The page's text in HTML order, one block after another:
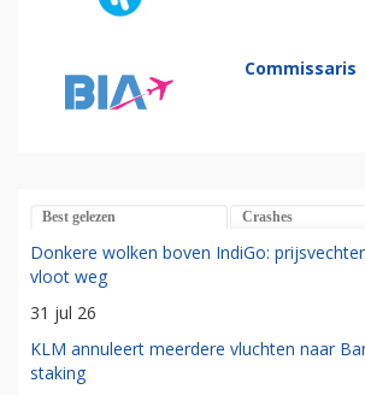
Commissaris
Best gelezen Crashes
Donkere wolken boven IndiGo:
vloot weg
31 jul 26
KLM annuleert meerdere vluchten naar
staking